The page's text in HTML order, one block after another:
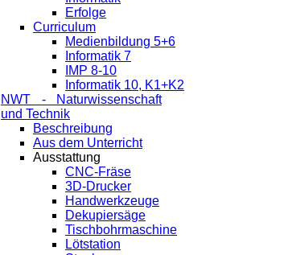
Erfolge
Curriculum
Medienbildung 5+6
Informatik 7
IMP 8-10
Informatik 10, K1+K2
NWT - Naturwissenschaft
und Technik
Beschreibung
Aus dem Unterricht
Ausstattung
CNC-Fräse
3D-Drucker
Handwerkzeuge
Dekupiersäge
Tischbohrmaschine
Lötstation